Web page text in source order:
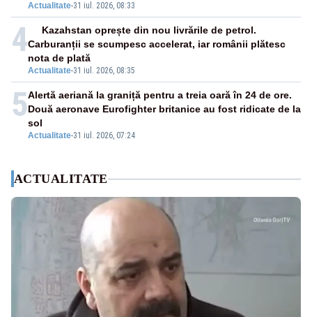
Actualitate-31 iul. 2026, 08:33
4
Actualitate-31 iul. 2026, 08:35
Kazahstan oprește din nou livrările de petrol.
Carburanții se scumpesc accelerat, iar românii plătesc
nota de plată
5
Actualitate-31 iul. 2026, 07:24
Alertă aeriană la graniță pentru a treia oară în 24 de ore.
Două aeronave Eurofighter britanice au fost ridicate de la
sol
ACTUALITATE